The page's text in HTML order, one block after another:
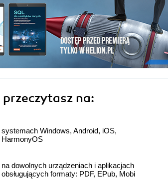
przeczytasz na:
systemach Windows, Android, iOS,
HarmonyOS
na dowolnych urządzeniach i aplikacjach
obsługujących formaty: PDF, EPub, Mobi